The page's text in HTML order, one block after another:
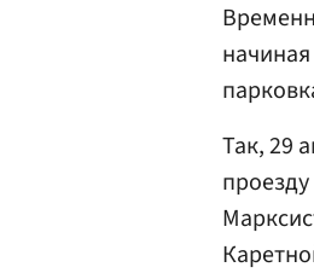
Так, 29